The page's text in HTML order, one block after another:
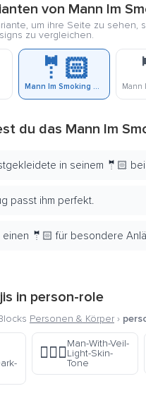
von Mann Im
um ihre Seite zu
zu vergleichen.
🤵🏻
Mann Im Smoking Mit Hellem Hautton
du das Mann Im
in seinem 🤵🏻
passt ihm perfekt.
einen 🤵🏻 für besondere
in person-role
Personen & Körper ›
👰🏻‍♂️
Man-With-Veil-
Light-Skin-
Tone